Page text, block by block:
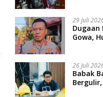
Rp16
29 Juli
Dugaan
Gowa,
26 Juli
​Babak